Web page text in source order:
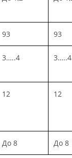
93 93
3…..4 3…..4
12 12
До 8 До 8